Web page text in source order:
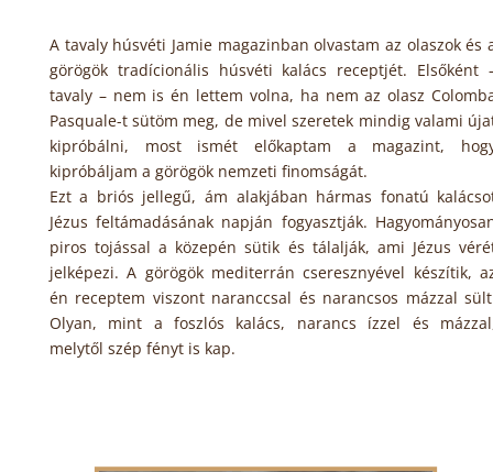
A tavaly húsvéti Jamie magazinban olvastam az olaszok és
görögök tradícionális húsvéti kalács receptjét. Elsőként
tavaly – nem is én lettem volna, ha nem az olasz
Pasquale-t sütöm meg, de mivel szeretek mindig valami
kipróbálni, most ismét előkaptam a magazint,
kipróbáljam a görögök nemzeti finomságát.
Ezt a briós jellegű, ám alakjában hármas fonatú
Jézus feltámadásának napján fogyasztják.
piros tojással a közepén sütik és tálalják, ami Jézus
jelképezi. A görögök mediterrán cseresznyével készítik,
én receptem viszont naranccsal és narancsos mázzal
Olyan, mint a foszlós kalács, narancs ízzel és
melytől szép fényt is kap.